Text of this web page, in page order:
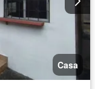
Casa